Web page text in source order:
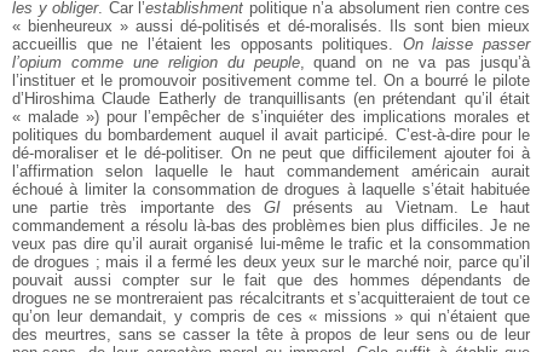
les y obliger. Car l’establishment politique n’a absolument rien contre ces
« bienheureux » aussi dé-politisés et dé-moralisés. Ils sont bien mieux
accueillis que ne l’étaient les opposants politiques. On laisse passer
l’opium comme une religion du peuple, quand on ne va pas jusqu’à
l’instituer et le promouvoir positivement comme tel. On a bourré le pilote
d’Hiroshima Claude Eatherly de tranquillisants (en prétendant qu’il était
« malade ») pour l’empêcher de s’inquiéter des implications morales et
politiques du bombardement auquel il avait participé. C’est-à-dire pour le
dé-moraliser et le dé-politiser. On ne peut que difficilement ajouter foi à
l’affirmation selon laquelle le haut commandement américain aurait
échoué à limiter la consommation de drogues à laquelle s’était habituée
une partie très importante des GI présents au Vietnam. Le haut
commandement a résolu là-bas des problèmes bien plus difficiles. Je ne
veux pas dire qu’il aurait organisé lui-même le trafic et la consommation
de drogues ; mais il a fermé les deux yeux sur le marché noir, parce qu’il
pouvait aussi compter sur le fait que des hommes dépendants de
drogues ne se montreraient pas récalcitrants et s’acquitteraient de tout ce
qu’on leur demandait, y compris de ces « missions » qui n’étaient que
des meurtres, sans se casser la tête à propos de leur sens ou de leur